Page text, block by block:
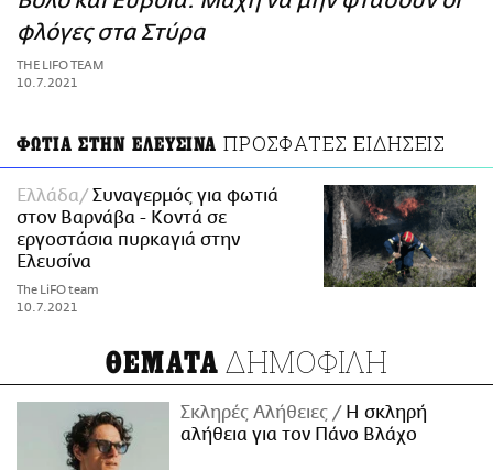
ΑΜΠΑ
PRINT
φλόγες στα Στύρα
THE LIFO TEAM
10.7.2021
ΦΩΤΙΑ ΣΤΗΝ ΕΛΕΥΣΙΝΑ ΠΡΟΣΦΑΤΕΣ ΕΙΔΗΣΕΙΣ
Ελλάδα
Συναγερμός για φωτιά
στον Βαρνάβα - Κοντά σε
εργοστάσια πυρκαγιά στην
Ελευσίνα
The LiFO team
10.7.2021
ΘΕΜΑΤΑ ΔΗΜΟΦΙΛΗ
Σκληρές Αλήθειες
H σκληρή
αλήθεια για τον Πάνο Βλάχο